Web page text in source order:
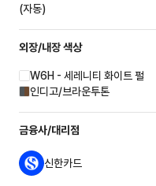
(자동)
외장/내장색상
W6H - 세레니티 화이트 펄
인디고/브라운투톤
금융사/대리점
신한카드